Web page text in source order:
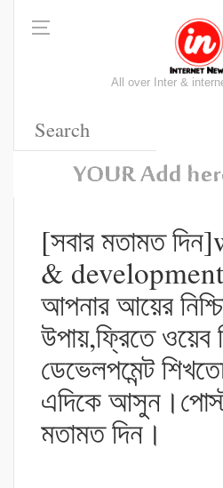
All over Inter &
[সবার মতামত
& development
আপনার আয়ের
উপায়,ফ্রিতে ওয়েব
ডেভেলপমেন্ট
এদিকে
মতামত দিন।